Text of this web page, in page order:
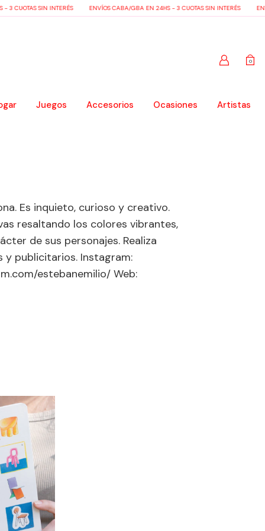
CUOTAS SIN INTERÉS ENVÍOS CABA/GBA EN 24HS - 3 CUOTAS SIN INTERÉS
0
Juegos Accesorios Ocasiones Artistas
Es inquieto, curioso y creativo.
resaltando los colores vibrantes,
de sus personajes. Realiza
publicitarios. Instagram:
estebanemilio/ Web: